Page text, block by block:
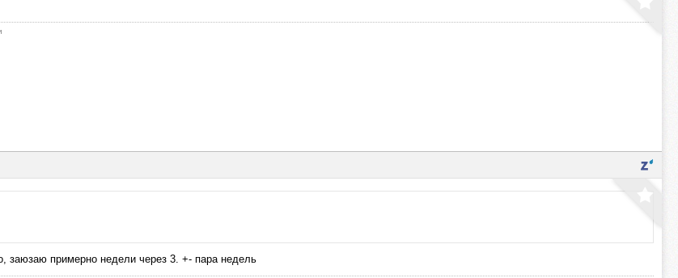
заюзаю примерно недели через 3. +- пара недель